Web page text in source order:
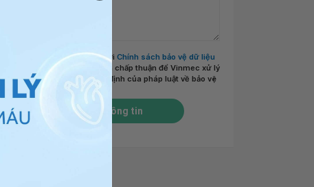
Tôi đã đọc và đồng ý với Chính sách bảo vệ dữ liệu
cá nhân của Vinmec
và chấp thuận để Vinmec xử lý
DLCN của tôi theo quy định của pháp luật về bảo vệ
DLCN.
Gửi thông tin